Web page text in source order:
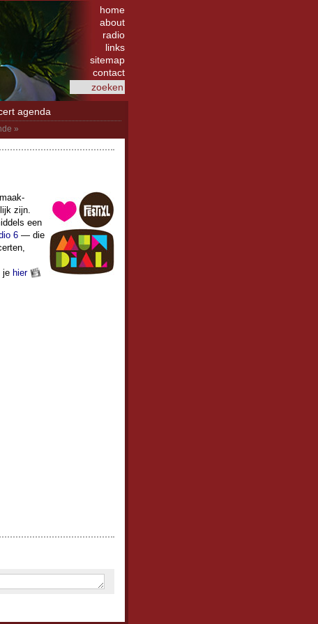
home
about
radio
links
sitemap
contact
agenda
»
zijn.
een
6 — die
je hier